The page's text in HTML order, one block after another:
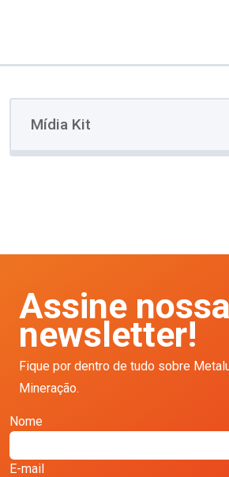
Mídia Kit
Assine nossa
newsletter!
Fique por dentro de tudo sobre
Mineração.
Nome
E-mail